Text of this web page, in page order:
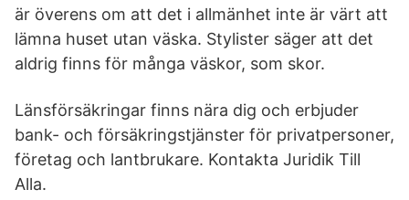
är överens om att det i allmänhet inte är värt att
lämna huset utan väska. Stylister säger att det
aldrig finns för många väskor, som skor.
Länsförsäkringar finns nära dig och erbjuder
bank- och försäkringstjänster för privatpersoner,
företag och lantbrukare. Kontakta Juridik Till
Alla.